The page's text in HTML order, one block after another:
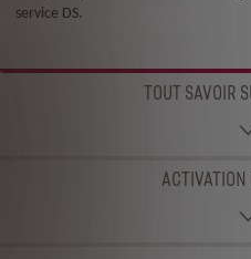
service DS.
TOUT SAVOIR
ACTIVATION